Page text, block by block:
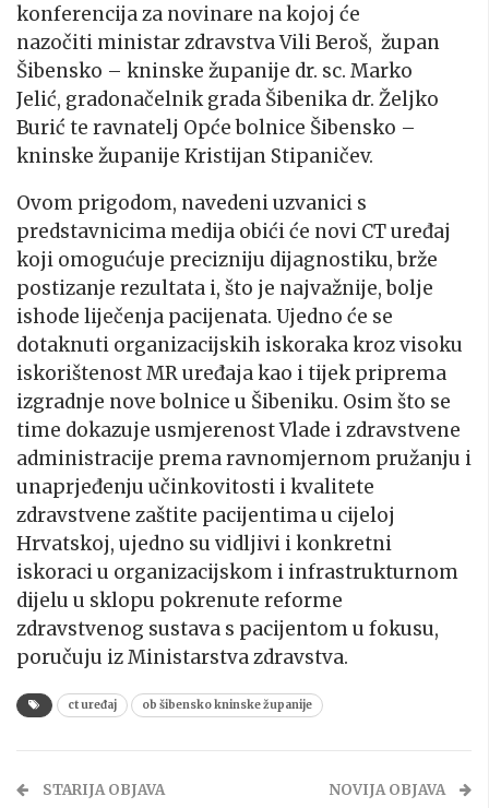
konferencija za novinare na kojoj će
nazočiti ministar zdravstva Vili Beroš, župan
Šibensko – kninske županije dr. sc. Marko
Jelić, gradonačelnik grada Šibenika dr. Željko
Burić te ravnatelj Opće bolnice Šibensko –
kninske županije Kristijan Stipaničev.
Ovom prigodom, navedeni uzvanici s
predstavnicima medija obići će novi CT uređaj
koji omogućuje precizniju dijagnostiku, brže
postizanje rezultata i, što je najvažnije, bolje
ishode liječenja pacijenata. Ujedno će se
dotaknuti organizacijskih iskoraka kroz visoku
iskorištenost MR uređaja kao i tijek priprema
izgradnje nove bolnice u Šibeniku. Osim što se
time dokazuje usmjerenost Vlade i zdravstvene
administracije prema ravnomjernom pružanju i
unaprjeđenju učinkovitosti i kvalitete
zdravstvene zaštite pacijentima u cijeloj
Hrvatskoj, ujedno su vidljivi i konkretni
iskoraci u organizacijskom i infrastrukturnom
dijelu u sklopu pokrenute reforme
zdravstvenog sustava s pacijentom u fokusu,
poručuju iz Ministarstva zdravstva.
ct uređaj ob šibensko kninske županije
STARIJA OBJAVA NOVIJA OBJAVA